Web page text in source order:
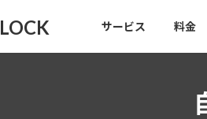
サービス 料金